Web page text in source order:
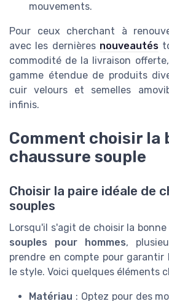
mouvements.
Pour ceux cherchant à
avec les dernières nouveautés
commodité de la livraison
gamme étendue de produits
cuir velours et semelles
infinis.
Comment choisir la
chaussure souple
Choisir la paire idéale de
souples
Lorsqu'il s'agit de choisir la bonne
souples pour hommes,
prendre en compte pour garantir
le style. Voici quelques éléments
Matériau : Optez pour des